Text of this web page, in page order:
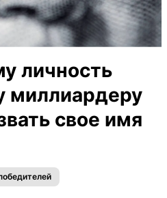
личность
миллиардеру
свое имя